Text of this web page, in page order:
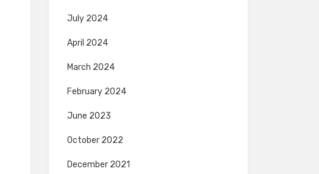
July 2024
April 2024
March 2024
February 2024
June 2023
October 2022
December 2021